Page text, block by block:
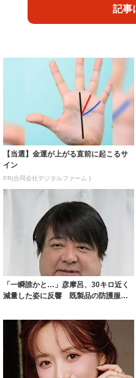
記事
【当選】金運が上がる直前に起こるサ
イン
PR(合同会社デジタルファーム )
「一瞬誰かと…」彦摩呂、30キロ近く
減量した姿に反響 既製品の防護服が